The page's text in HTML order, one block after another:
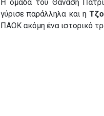
Η ομάδα του Θανάση
γύρισε παράλληλα και η
ΠΑΟΚ ακόμη ένα ιστορικό